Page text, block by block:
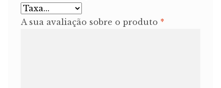
A sua avaliação sobre o produto *